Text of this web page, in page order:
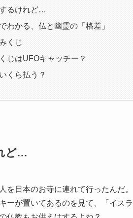
るけれど…
わかる、仏と幽霊の「格差」
くじ
じはUFOキャッチー？
くら払う？
ど…
を日本のお寺に連れて行ったんだ
ーが置いてあるのを見て、「イス